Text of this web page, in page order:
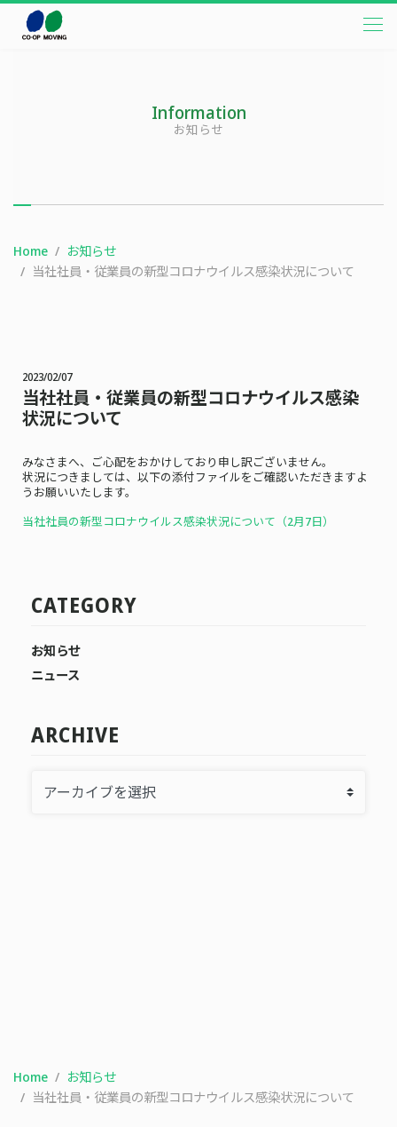
メ
本文までスキップする
Information
お知らせ
Home
お知らせ
当社社員・従業員の新型コロナウイルス感染状況について
2023/02/07
当社社員・従業員の新型コロナウイルス感染
状況について
みなさまへ、ご心配をおかけしており申し訳ございません。
状況につきましては、以下の添付ファイルをご確認いただきますよ
うお願いいたします。
当社社員の新型コロナウイルス感染状況について（2月7日）
CATEGORY
お知らせ
ニュース
ARCHIVE
Home
お知らせ
当社社員・従業員の新型コロナウイルス感染状況について